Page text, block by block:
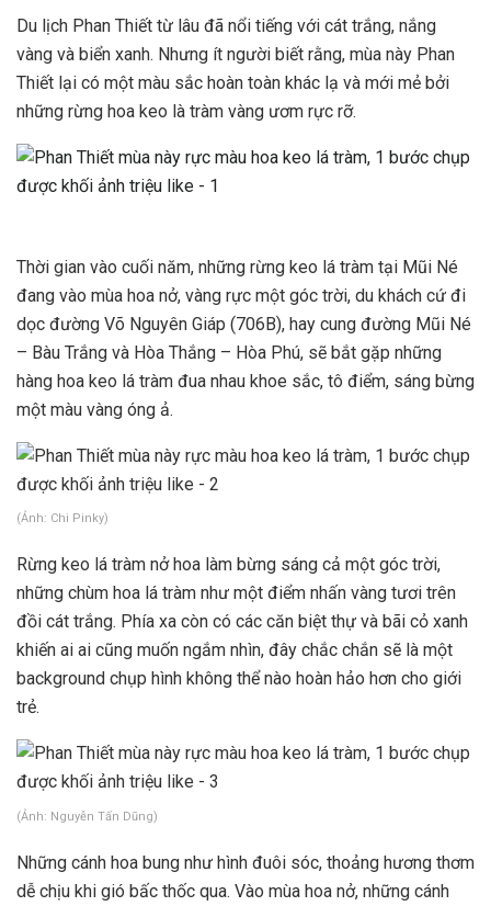
Du lịch Phan Thiết từ lâu đã nổi tiếng với cát trắng, nắng
vàng và biển xanh. Nhưng ít người biết rằng, mùa này Phan
Thiết lại có một màu sắc hoàn toàn khác lạ và mới mẻ bởi
những rừng hoa keo là tràm vàng ươm rực rỡ.
Thời gian vào cuối năm, những rừng keo lá tràm tại Mũi Né
đang vào mùa hoa nở, vàng rực một góc trời, du khách cứ đi
dọc đường Võ Nguyên Giáp (706B), hay cung đường Mũi Né
– Bàu Trắng và Hòa Thắng – Hòa Phú, sẽ bắt gặp những
hàng hoa keo lá tràm đua nhau khoe sắc, tô điểm, sáng bừng
một màu vàng óng ả.
(Ảnh: Chi Pinky)
Rừng keo lá tràm nở hoa làm bừng sáng cả một góc trời,
những chùm hoa lá tràm như một điểm nhấn vàng tươi trên
đồi cát trắng. Phía xa còn có các căn biệt thự và bãi cỏ xanh
khiến ai ai cũng muốn ngắm nhìn, đây chắc chắn sẽ là một
background chụp hình không thể nào hoàn hảo hơn cho giới
trẻ.
(Ảnh: Nguyễn Tấn Dũng)
Những cánh hoa bung như hình đuôi sóc, thoảng hương thơm
dễ chịu khi gió bấc thốc qua. Vào mùa hoa nở, những cánh